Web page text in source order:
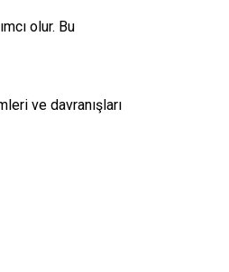
olur. Bu
ve davranışları